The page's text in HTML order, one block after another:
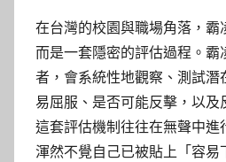
在台灣的校園與職場角落，霸
而是一套隱密的評估過程。霸
者，會系統性地觀察、測試潛
易屈服、是否可能反擊，以及
這套評估機制往往在無聲中進
渾然不覺自己已被貼上「容易